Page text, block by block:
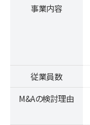
事業内容
従業員数
M&Aの検討理由